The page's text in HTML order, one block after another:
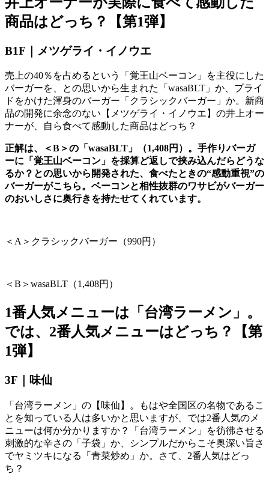
商品はどっち？【第1弾】
B1F｜メツゲライ・イノウエ
売上の40％を占めるという「覚王山ベーコン」を主役にした
バーガーを、との思いから生まれた「 wasaBLT 」か、プライ
ドをかけた渾身のバーガー「クラシックバーガー」か。新商
品の開発に余念のない【メツゲライ・イノウエ】の井上オー
ナーが、自ら食べて感動した商品はどっち？
正解は、＜B＞の「wasaBLT」（1,408円）。手作りバーガ
ーに「覚王山ベーコン」を採算ど返しで挟み込んだらどうな
るか？との思いから開発された、食べたときの“感動重視”の
バーガーがこちら。ベーコンと相性抜群のワサビがバーガー
のおいしさに奥行きを持たせてくれています。
＜ A ＞クラシックバーガー（990円）
＜ B ＞ wasaBLT （1,408円）
1番人気メニューは「台湾ラーメン」。
では、 2番人気メニューはどっち？【第
1弾】
3F｜味仙
「台湾ラーメン」の【味仙】。もはや全国区の名物であるこ
とを知っている人は多いかと思いますが、では2番人気のメ
ニューは何か分かりますか？「台湾ラーメン」を彷彿させる
刺激的な辛さの「子袋」か、シンプルだからこそ奥深い旨さ
でヤミツキになる「青菜炒め」か。さて、 2番人気はどっ
ち？